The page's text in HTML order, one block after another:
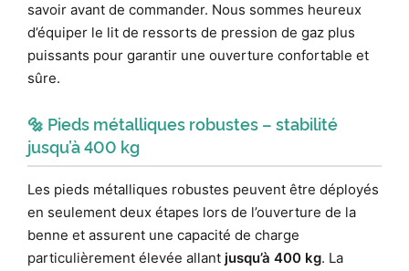
savoir avant de commander. Nous sommes heureux
d’équiper le lit de ressorts de pression de gaz plus
puissants pour garantir une ouverture confortable et
sûre.
🔩 Pieds métalliques robustes – stabilité
jusqu’à 400 kg
Les pieds métalliques robustes peuvent être déployés
en seulement deux étapes lors de l’ouverture de la
benne et assurent une capacité de charge
particulièrement élevée allant jusqu’à 400 kg. La